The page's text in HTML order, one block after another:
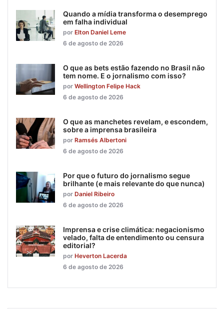
Quando a mídia transforma o desemprego
em falha individual
por Elton Daniel Leme
6 de agosto de 2026
O que as bets estão fazendo no Brasil não
tem nome. E o jornalismo com isso?
por Wellington Felipe Hack
6 de agosto de 2026
O que as manchetes revelam, e escondem,
sobre a imprensa brasileira
por Ramsés Albertoni
6 de agosto de 2026
Por que o futuro do jornalismo segue
brilhante (e mais relevante do que nunca)
por Daniel Ribeiro
6 de agosto de 2026
Imprensa e crise climática: negacionismo
velado, falta de entendimento ou censura
editorial?
por Heverton Lacerda
6 de agosto de 2026